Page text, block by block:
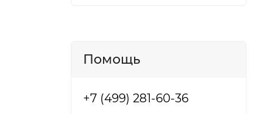
Помощь
+7 (499) 281-60-36